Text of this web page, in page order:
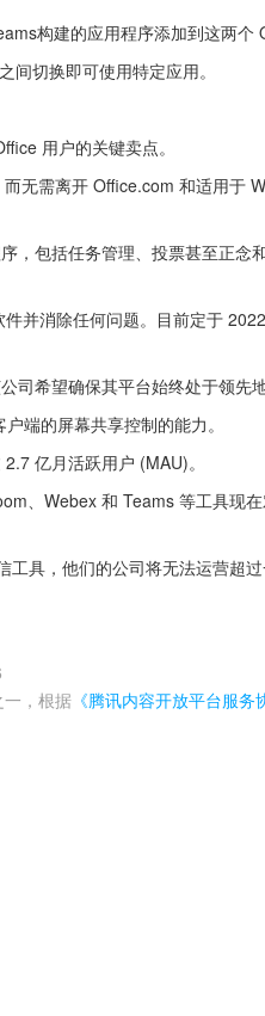
构建的应用程序添加到这两个
切换即可使用特定应用。
用户的关键卖点。
无需离开 Office.com 和适用于
，包括任务管理、投票甚至正念
并消除任何问题。目前定于
希望确保其平台始终处于领先地
端的屏幕共享控制的能力。
亿月活跃用户 (MAU)。
、Webex 和 Teams 等工具现
具，他们的公司将无法运营超
，根据 《腾讯内容开放平台服务